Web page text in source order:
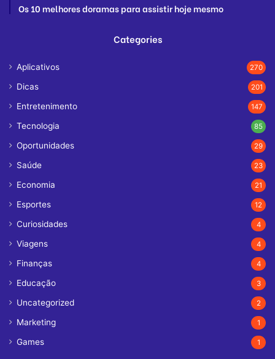
Os 10 melhores doramas para assistir hoje mesmo
Categories
Aplicativos 270
Dicas 201
Entretenimento 147
Tecnologia 85
Oportunidades 29
Saúde 23
Economia 21
Esportes 12
Curiosidades 4
Viagens 4
Finanças 4
Educação 3
Uncategorized 2
Marketing 1
Games 1